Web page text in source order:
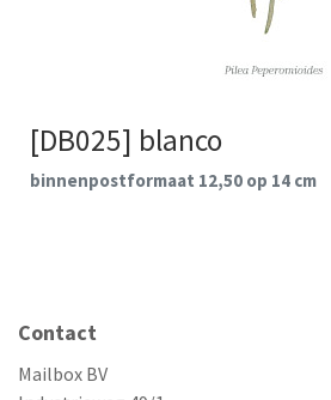
[DB025] blanco
binnenpostformaat 12,50 op 14 cm
Contact
Mailbox BV